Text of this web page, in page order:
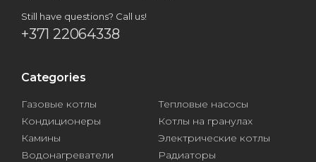
Still have questions? Call us!
+371 22064338
Categories
Газовые котлы
Тепловые насосы
Кондиционеры
Котлы на гранулах
Камины
Электрические котлы
Водонагреватели
Радиаторы